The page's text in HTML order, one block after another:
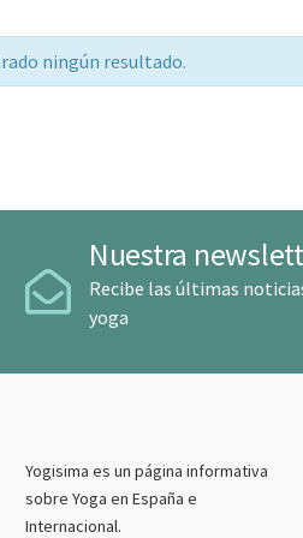
ningún resultado.
Nuestra
Recibe las últimas
yoga
Yogisima es un página informativa
sobre Yoga en España e
Internacional.